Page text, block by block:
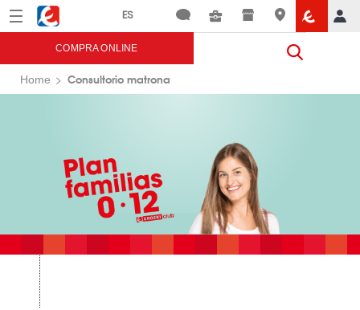
Menú Eroski
COMPRA ONLINE
Home Consultorio matrona